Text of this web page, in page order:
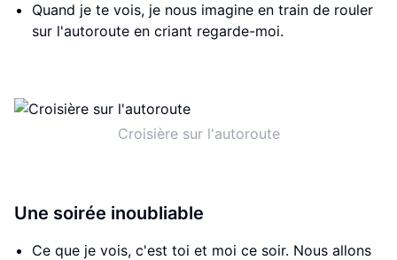
Quand je te vois, je nous imagine en train de rouler
sur l'autoroute en criant regarde-moi.
Croisière sur l'autoroute
Une soirée inoubliable
Ce que je vois, c'est toi et moi ce soir. Nous allons